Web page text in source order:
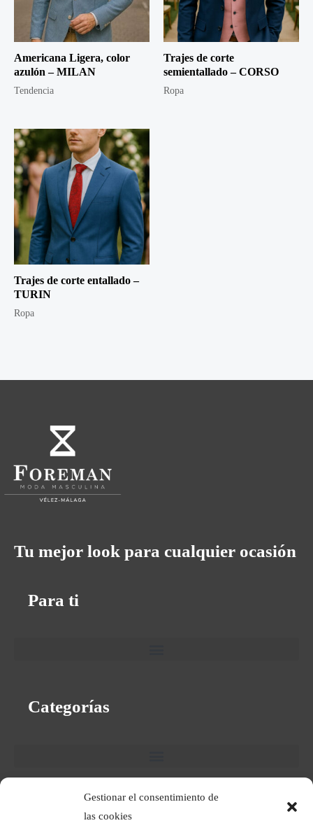
Gestionar el consentimiento de
las cookies
Americana Ligera, color
azulón – MILAN
Tendencia
Trajes de corte
semientallado – CORSO
Ropa
Trajes de corte entallado –
TURIN
Ropa
Tu mejor look para cualquier ocasión
Para ti
Categorías
Textos Legales